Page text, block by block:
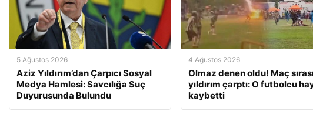
5 Ağustos 2026
Aziz Yıldırım’dan Çarpıcı Sosyal
Medya Hamlesi: Savcılığa Suç
Duyurusunda Bulundu
4 Ağustos 2026
Olmaz denen oldu! Maç
yıldırım çarptı: O futbolcu
kaybetti